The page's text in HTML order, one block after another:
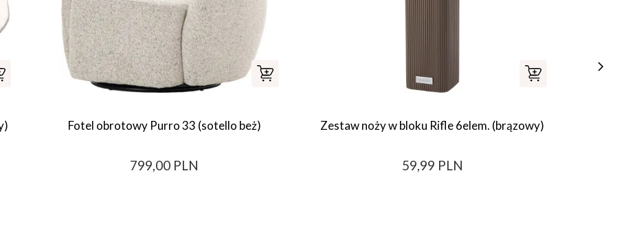
Fotel obrotowy Purro 33 (sotello beż)
799,00 PLN
Zestaw noży w bloku Rifle 6elem. (brązowy)
59,99 PLN